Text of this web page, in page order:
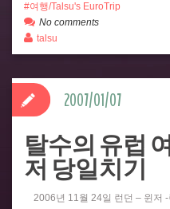
여행/Talsu's EuroTrip
No comments
talsu
탈수의 유럽 여
저 당일치기
2006년 11월 24일 런던 – 윈
2007/01/07